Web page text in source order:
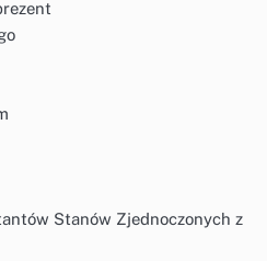
Stanów Zjednoczonych z